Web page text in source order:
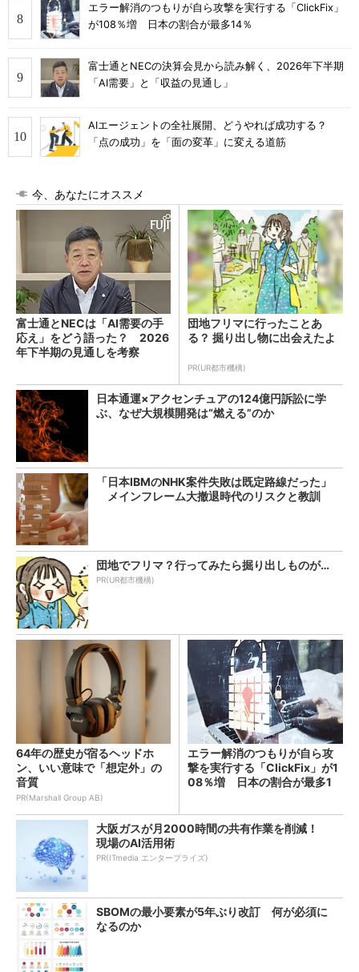
エラー解消のつもりが自ら攻撃を実行する「ClickFix」
が108％増 日本の割合が最多14％
富士通とNECの決算会見から読み解く、2026年下半期
「AI需要」と「収益の見通し」
AIエージェントの全社展開、どうやれば成功する？
「点の成功」を「面の変革」に変える道筋
今、あなたにオススメ
富士通とNECは「AI需要の手
応え」をどう語った？ 2026
年下半期の見通しを考察
団地フリマに行ったことあ
る？ 掘り出し物に出会えたよ
PR(UR都市機構)
日本通運×アクセンチュアの124億円訴訟に学
ぶ、なぜ大規模開発は“燃える”のか
「日本IBMのNHK案件失敗は既定路線だった」
メインフレーム大撤退時代のリスクと教訓
団地でフリマ？行ってみたら掘り出しものが…
PR(UR都市機構)
64年の歴史が宿るヘッドホ
ン、いい意味で「想定外」の
音質
PR(Marshall Group AB)
エラー解消のつもりが自ら攻
撃を実行する「ClickFix」が1
08％増 日本の割合が最多1
大阪ガスが月2000時間の共有作業を削減！
現場のAI活用術
PR(ITmedia エンタープライズ)
SBOMの最小要素が5年ぶり改訂 何が必須に
なるのか